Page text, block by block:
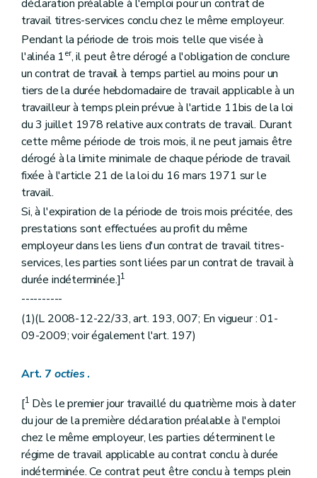
déclaration préalable à l'emploi pour un contrat de
travail titres-services conclu chez le même employeur.
Pendant la période de trois mois telle que visée à
l'alinéa 1er, il peut être dérogé a l'obligation de conclure
un contrat de travail à temps partiel au moins pour un
tiers de la durée hebdomadaire de travail applicable à un
travailleur à temps plein prévue à l'article 11bis de la loi
du 3 juillet 1978 relative aux contrats de travail. Durant
cette même période de trois mois, il ne peut jamais être
dérogé à la limite minimale de chaque période de travail
fixée à l'article 21 de la loi du 16 mars 1971 sur le
travail.
Si, à l'expiration de la période de trois mois précitée, des
prestations sont effectuées au profit du même
employeur dans les liens d'un contrat de travail titres-
services, les parties sont liées par un contrat de travail à
durée indéterminée.]1
----------
(1)(L 2008-12-22/33, art. 193, 007; En vigueur : 01-
09-2009; voir également l'art. 197)
Art. 7 octies.
[1 Dès le premier jour travaillé du quatrième mois à dater
du jour de la première déclaration préalable à l'emploi
chez le même employeur, les parties déterminent le
régime de travail applicable au contrat conclu à durée
indéterminée. Ce contrat peut être conclu à temps plein